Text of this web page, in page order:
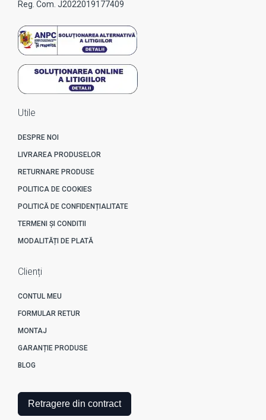
Reg. Com. J2022019177409
Utile
DESPRE NOI
LIVRAREA PRODUSELOR
RETURNARE PRODUSE
POLITICA DE COOKIES
POLITICĂ DE CONFIDENȚIALITATE
TERMENI ȘI CONDITII
MODALITĂȚI DE PLATĂ
Clienți
CONTUL MEU
FORMULAR RETUR
MONTAJ
GARANȚIE PRODUSE
BLOG
Retragere din contract